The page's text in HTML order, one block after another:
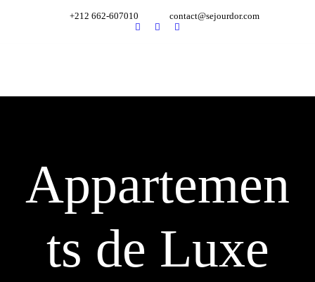
+212 662-607010 contact@sejourdor.com
Appartemen
ts de Luxe